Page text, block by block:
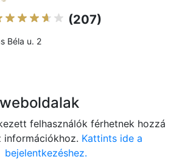
(207)
Béla u. 2
felhasználók férhetnek hozzá
információkhoz. Kattints ide a
bejelentkezéshez.